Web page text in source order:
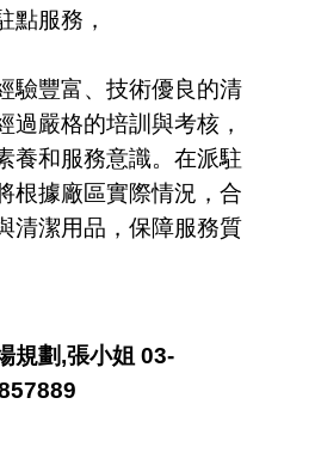
點服務，
驗豐富、技術優良的清
過嚴格的培訓與考核，
養和服務意識。在派駐
根據廠區實際情況，合
清潔用品，保障服務質
規劃,張小姐 03-